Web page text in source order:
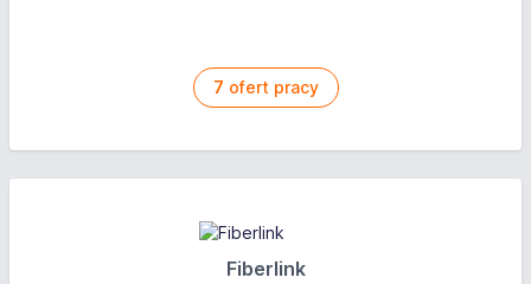
7 ofert pracy
Fiberlink